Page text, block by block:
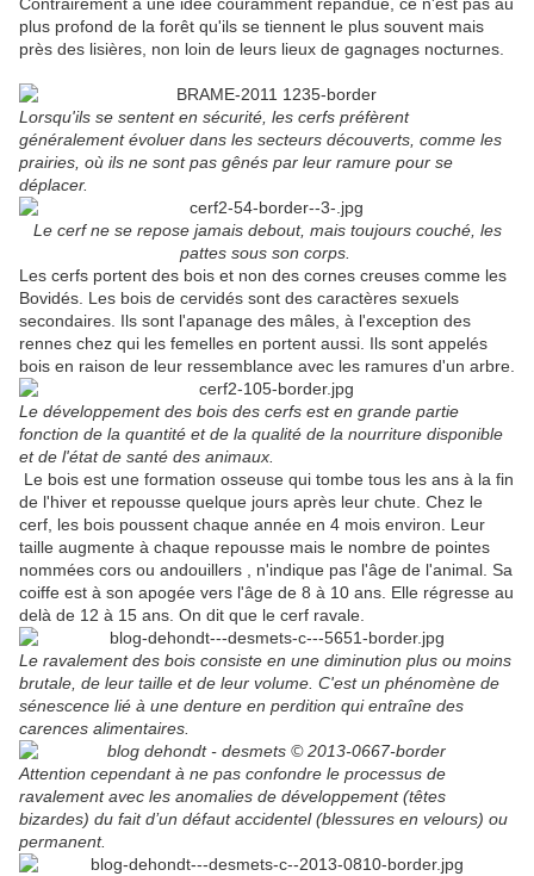
plus profond de la forêt qu'ils se tiennent le plus souvent mais
près des lisières, non loin de leurs lieux de gagnages nocturnes.
Lorsqu'ils se sentent en sécurité, les cerfs préfèrent
généralement évoluer dans les secteurs découverts, comme les
prairies, où ils ne sont pas gênés par leur ramure pour se
déplacer.
Le cerf ne se repose jamais debout, mais toujours couché, les
pattes sous son corps.
Les cerfs portent des bois et non des cornes creuses comme les
Bovidés. Les bois de cervidés sont des caractères sexuels
secondaires. Ils sont l'apanage des mâles, à l'exception des
rennes chez qui les femelles en portent aussi. Ils sont appelés
bois en raison de leur ressemblance avec les ramures d'un arbre.
Le développement des bois des cerfs est en grande partie
fonction de la quantité et de la qualité de la nourriture disponible
et de l'état de santé des animaux.
Le bois est une formation osseuse qui tombe tous les ans à la fin
de l'hiver et repousse quelque jours après leur chute. Chez le
cerf, les bois poussent chaque année en 4 mois environ. Leur
taille augmente à chaque repousse mais le nombre de pointes
nommées cors ou andouillers , n'indique pas l'âge de l'animal. Sa
coiffe est à son apogée vers l'âge de 8 à 10 ans. Elle régresse au
delà de 12 à 15 ans. On dit que le cerf ravale.
Le ravalement des bois consiste en une diminution plus ou moins
brutale, de leur taille et de leur volume. C'est un phénomène de
sénescence lié à une denture en perdition qui entraîne des
carences alimentaires.
Attention cependant à ne pas confondre le processus de
ravalement avec les anomalies de développement (têtes
bizardes) du fait d’un défaut accidentel (blessures en velours) ou
permanent.